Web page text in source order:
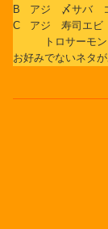
B アジ 〆サバ
C アジ 寿司エビ
トロサーモン
お好みでないネタ